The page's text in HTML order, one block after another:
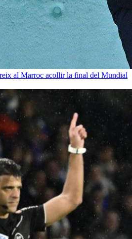
al Marroc acollir la final del Mundial